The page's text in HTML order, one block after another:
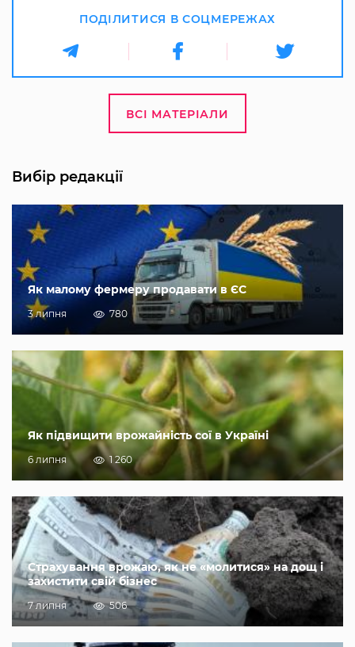
ПОДІЛИТИСЯ В СОЦМЕРЕЖАХ
ВСІ МАТЕРІАЛИ
Вибір редакції
Як малому фермеру продавати в ЄС
3 липня 780
Як підвищити врожайність сої в Україні
6 липня 1 260
Страхування врожаю, як не «молитися» на дощ і
захистити свій бізнес
7 липня 506